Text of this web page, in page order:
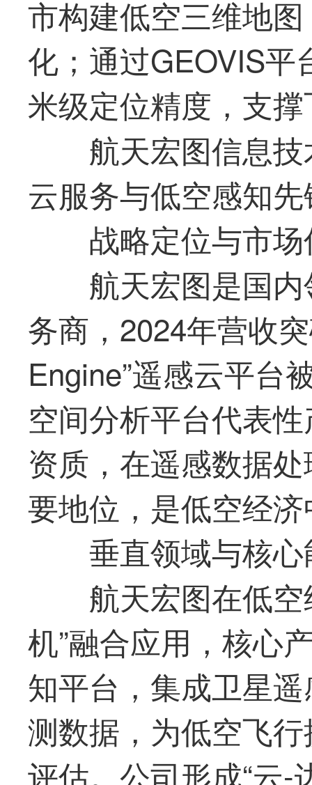
市构建低空三维地
化；通过GEOVIS
米级定位精度，支
航天宏图信息
云服务与低空感知
战略定位与市
航天宏图是国
务商，2024年营收
Engine”遥感云平台
空间分析平台代表
资质，在遥感数据
要地位，是低空经
垂直领域与核
航天宏图在低
机”融合应用，核心
知平台，集成卫星
测数据，为低空飞
评估。公司形成“云-